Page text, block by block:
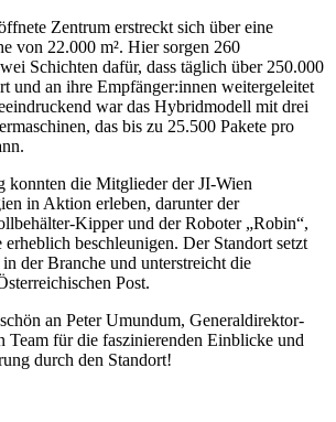
Zentrum erstreckt sich über eine
von 22.000 m². Hier sorgen 260
Schichten dafür, dass täglich über 250.000
und an ihre Empfänger:innen weitergeleitet
war das Hybridmodell mit drei
das bis zu 25.500 Pakete pro
konnten die Mitglieder der JI-Wien
in Aktion erleben, darunter der
Kipper und der Roboter „Robin“,
beschleunigen. Der Standort setzt
der Branche und unterstreicht die
Post.
an Peter Umundum, Generaldirektor-
Team für die faszinierenden Einblicke und
durch den Standort!